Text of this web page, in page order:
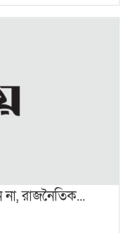
না, রাজনৈতিক...